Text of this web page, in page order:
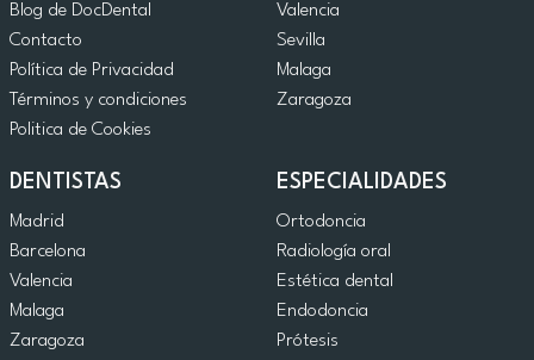
Blog de DocDental
Contacto
Política de Privacidad
Términos y condiciones
Politica de Cookies
Valencia
Sevilla
Malaga
Zaragoza
DENTISTAS
Madrid
Barcelona
Valencia
Malaga
Zaragoza
ESPECIALIDADES
Ortodoncia
Radiología oral
Estética dental
Endodoncia
Prótesis